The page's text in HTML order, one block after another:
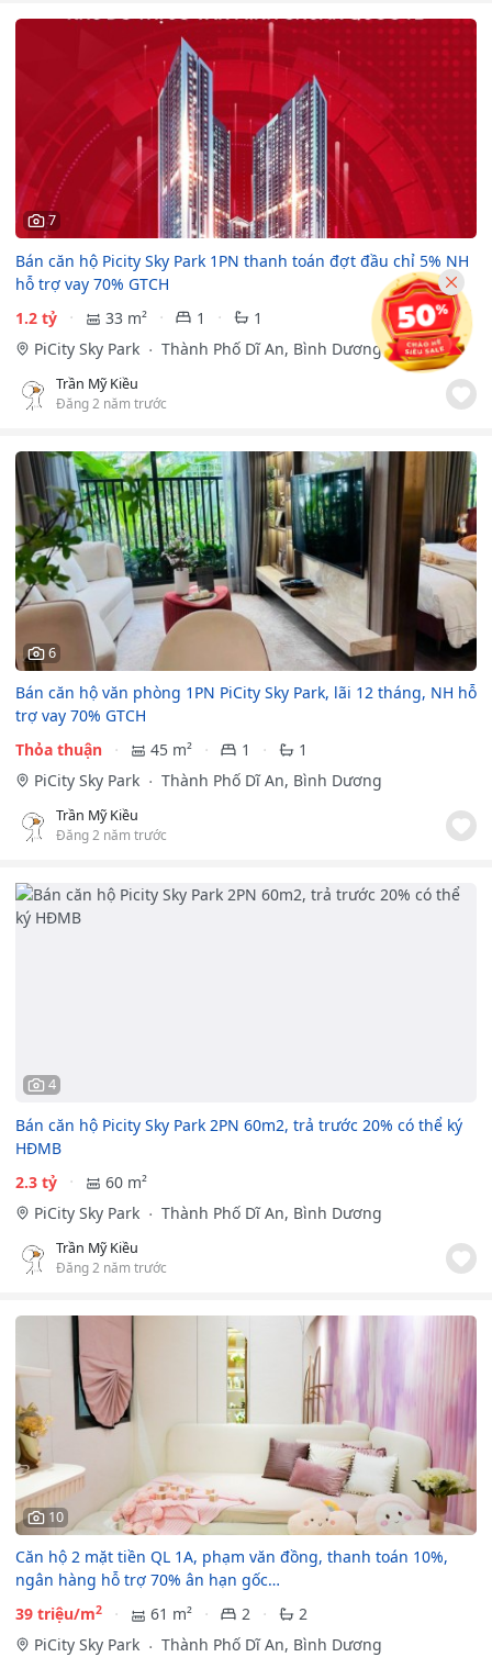
7
Bán căn hộ Picity Sky Park 1PN thanh toán đợt đầu chỉ 5% NH
hỗ trợ vay 70% GTCH
1.2 tỷ
33 m² 1
1
PiCity Sky Park
Thành Phố Dĩ An, Bình Dương
Trần Mỹ Kiều
Đăng 2 năm trước
6
Bán căn hộ văn phòng 1PN PiCity Sky Park, lãi 12 tháng, NH hỗ
trợ vay 70% GTCH
Thỏa thuận
45 m² 1
1
PiCity Sky Park
Thành Phố Dĩ An, Bình Dương
Trần Mỹ Kiều
Đăng 2 năm trước
4
Bán căn hộ Picity Sky Park 2PN 60m2, trả trước 20% có thể ký
HĐMB
2.3 tỷ
60 m²
PiCity Sky Park
Thành Phố Dĩ An, Bình Dương
Trần Mỹ Kiều
Đăng 2 năm trước
10
Căn hộ 2 mặt tiền QL 1A, phạm văn đồng, thanh toán 10%,
ngân hàng hỗ trợ 70% ân hạn gốc…
39 triệu/m2 61 m² 2
2
PiCity Sky Park
Thành Phố Dĩ An, Bình Dương